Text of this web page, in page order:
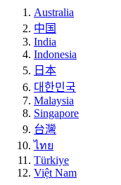
Australia
中国
India
Indonesia
日本
대한민국
Malaysia
Singapore
台灣
ไทย
Türkiye
Việt Nam